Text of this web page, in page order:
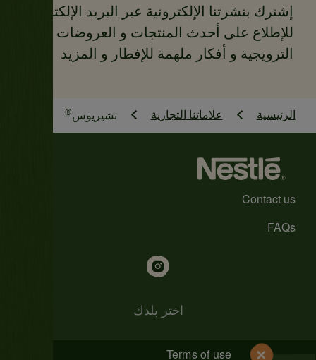
إشترك بنشرتنا الإلكترونية عبر البريد الإلكتروني
للإطلاع على أحدث المنتجات و العروضات
الترويجية و أفكار ملهمة للإفطار و المزيد
الرئيسية علاماتنا التجارية تشيريوس®
Contact us
FAQs
اختر بلدك
Terms of use